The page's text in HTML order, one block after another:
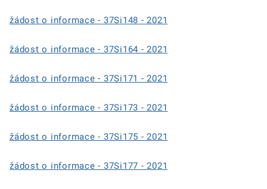
žádost o informace - 37Si148 - 2021
žádost o informace - 37Si164 - 2021
žádost o informace - 37Si171 - 2021
žádost o informace - 37Si173 - 2021
žádost o informace - 37Si175 - 2021
žádost o informace - 37Si177 - 2021